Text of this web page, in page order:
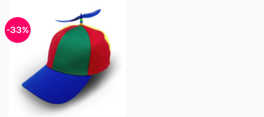
-33%